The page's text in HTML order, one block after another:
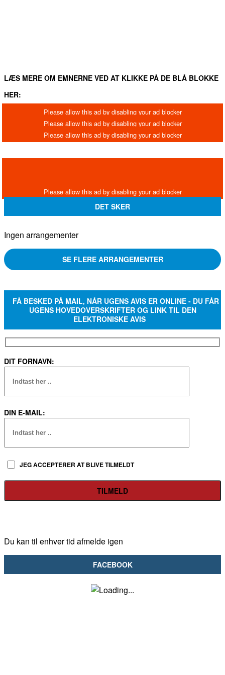
LÆS MERE OM EMNERNE VED AT KLIKKE PÅ DE BLÅ BLOKKE
HER:
DET SKER
Ingen arrangementer
SE FLERE ARRANGEMENTER
FÅ BESKED PÅ MAIL, NÅR UGENS AVIS ER ONLINE - DU FÅR
UGENS HOVEDOVERSKRIFTER OG LINK TIL DEN
ELEKTRONISKE AVIS
DIT FORNAVN:
DIN E-MAIL:
JEG ACCEPTERER AT BLIVE TILMELDT
Du kan til enhver tid afmelde igen
FACEBOOK